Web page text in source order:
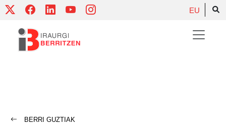
Skip
content
EU
BERRI GUZTIAK